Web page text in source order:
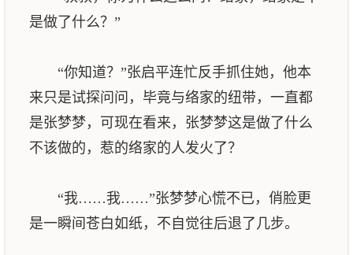
是做了什么？”
“你知道？”张启平连忙反手抓住她，他本
来只是试探问问，毕竟与络家的纽带，一直都
是张梦梦，可现在看来，张梦梦这是做了什么
不该做的，惹的络家的人发火了？
“我……我……”张梦梦心慌不已，俏脸更
是一瞬间苍白如纸，不自觉往后退了几步。